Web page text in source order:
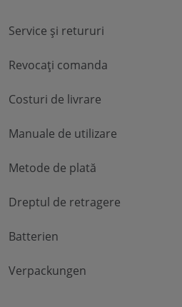
Service și retururi
Revocați comanda
Costuri de livrare
Manuale de utilizare
Metode de plată
Dreptul de retragere
Batterien
Verpackungen